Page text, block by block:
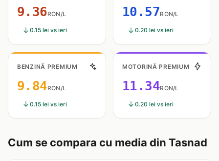
9.36RON/L
0.15 lei vs ieri
10.57RON/L
0.20 lei vs ieri
BENZINĂ PREMIUM
9.84RON/L
0.15 lei vs ieri
MOTORINĂ PREMIUM
11.34RON/L
0.20 lei vs ieri
Cum se compara cu media din Tasnad